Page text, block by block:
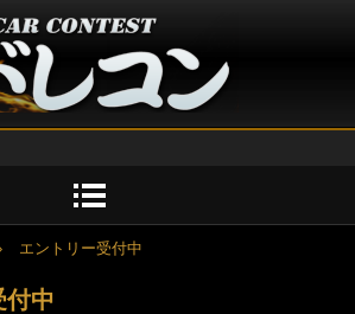
エントリー受付中
付中